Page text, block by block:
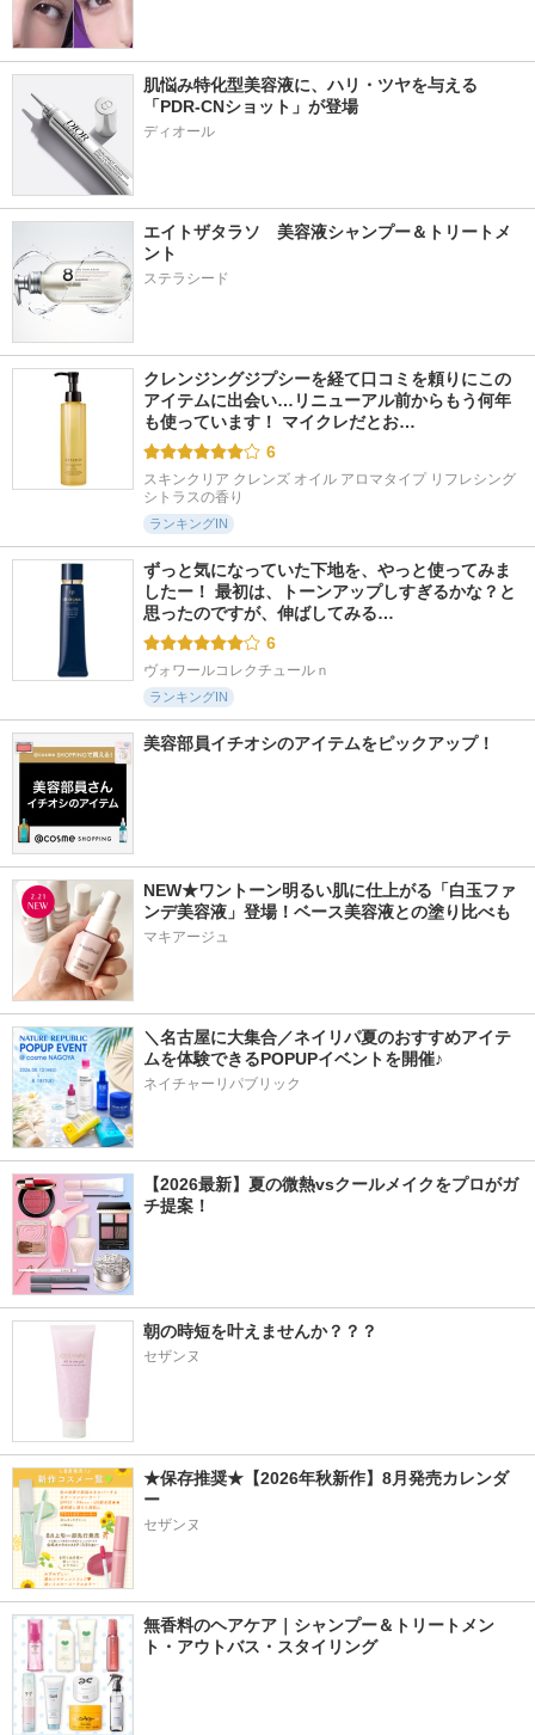
肌悩み特化型美容液に、ハリ・ツヤを与える
「PDR-CNショット」が登場
エイトザタラソ　美容液シャンプー＆トリートメ
ント
ステラシード
クレンジングジプシーを経て口コミを頼りにこの
アイテムに出会い…リニューアル前からもう何年
も使っています！ マイクレだとお…
6
スキンクリア クレンズ オイル アロマタイプ リフレシング
シトラスの香り
ランキングIN
ずっと気になっていた下地を、やっと使ってみま
したー！ 最初は、トーンアップしすぎるかな？と
思ったのですが、伸ばしてみる…
6
ヴォワールコレクチュールｎ
ランキングIN
美容部員イチオシのアイテムをピックアップ！
NEW★ワントーン明るい肌に仕上がる「白玉ファ
ンデ美容液」登場！ベース美容液との塗り比べも
マキアージュ
＼名古屋に大集合／ネイリパ夏のおすすめアイテ
ムを体験できるPOPUPイベントを開催♪
ネイチャーリパブリック
【2026最新】夏の微熱vsクールメイクをプロがガ
チ提案！
朝の時短を叶えませんか？？？
セザンヌ
★保存推奨★【2026年秋新作】8月発売カレンダ
ー
セザンヌ
無香料のヘアケア｜シャンプー＆トリートメン
ト・アウトバス・スタイリング